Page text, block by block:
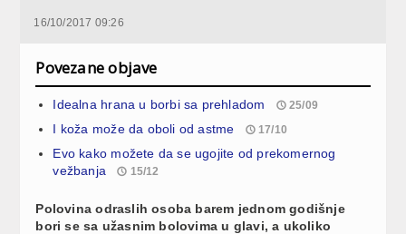
16/10/2017 09:26
Povezane objave
Idealna hrana u borbi sa prehladom 25/09
I koža može da oboli od astme 17/10
Evo kako možete da se ugojite od prekomernog
vežbanja
15/12
Polovina odraslih osoba barem jednom godišnje
bori se sa užasnim bolovima u glavi, a ukoliko